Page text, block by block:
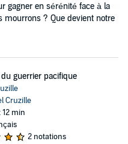
gagner en sérénité face à la
mourrons ? Que devient notre
guerrier pacifique
Cruzille
12 min
2 notations